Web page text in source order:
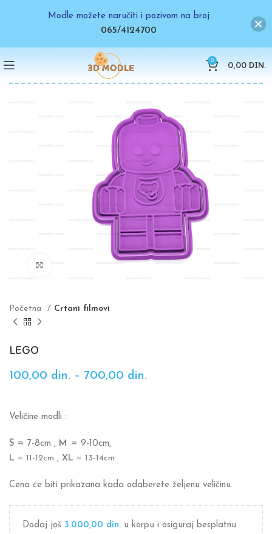
0 0,00 DIN.
Click to enlarge
Početna Crtani filmovi
LEGO
100,00 din. – 700,00 din.
Veličine modli :
S = 7-8cm , M
= 9-10cm,
L = 11-12cm , XL = 13-14cm
Cena će biti prikazana kada odaberete željenu veličinu.
Dodaj još 3.000,00 din. u korpu i osiguraj besplatnu
Modle možete naručiti i pozivom na broj
065/4124700